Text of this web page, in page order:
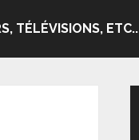
TÉLÉVISIONS, ETC..